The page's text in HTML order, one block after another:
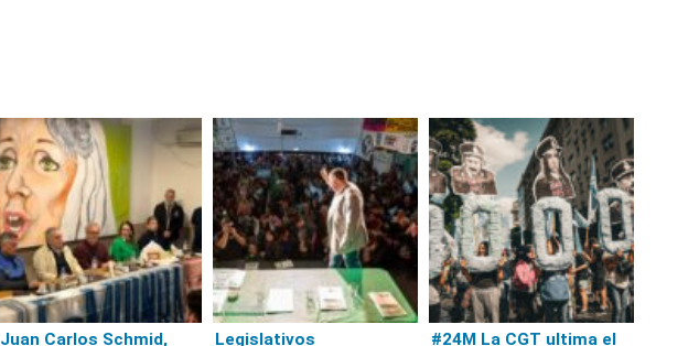
Juan Carlos Schmid,
Legislativos
#24M La CGT ultima el